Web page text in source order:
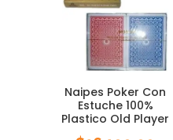
Naipes Poker Con
Estuche 100%
Plastico Old Player